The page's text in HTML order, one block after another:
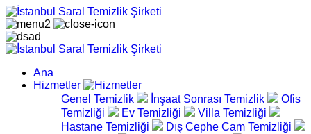
Ana
Hizmetler
Genel Temizlik
İnşaat Sonrası Temizlik
Ofis
Temizliği
Ev Temizliği
Villa Temizliği
Hastane Temizliği
Dış Cephe Cam Temizliği